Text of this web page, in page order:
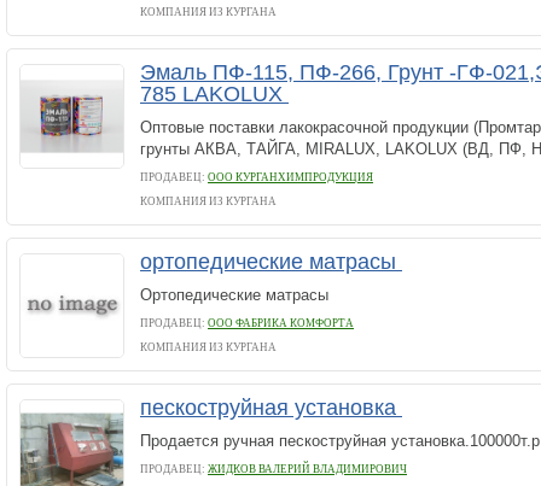
КОМПАНИЯ ИЗ КУРГАНА
Эмаль ПФ-115, ПФ-266, Грунт -ГФ-
785 LAKOLUX
Оптовые поставки лакокрасочной продукции
грунты АКВА, ТАЙГА, MIRALUX, LAKOLUX (ВД,
ПРОДАВЕЦ: ООО КУРГАНХИМПРОДУКЦИЯ
КОМПАНИЯ ИЗ КУРГАНА
ортопедические матрасы
Ортопедические матрасы
ПРОДАВЕЦ: ООО ФАБРИКА КОМФОРТА
КОМПАНИЯ ИЗ КУРГАНА
пескоструйная установка
Продается ручная пескоструйная
ПРОДАВЕЦ: ЖИДКОВ ВАЛЕРИЙ ВЛАДИМИРОВИЧ